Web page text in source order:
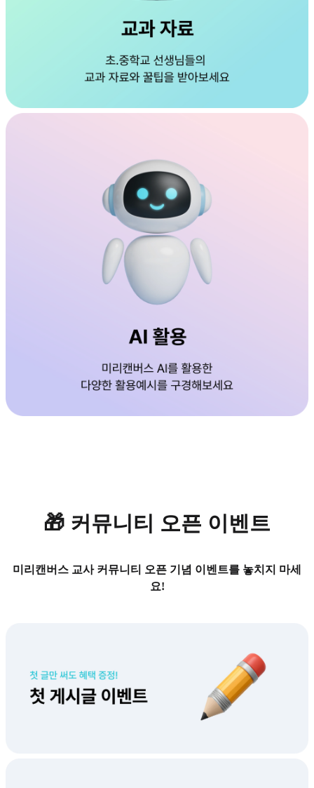
🎁 커뮤니티 오픈 이벤트
미리캔버스 교사 커뮤니티 오픈 기념 이벤트를 놓치지 마세
요!